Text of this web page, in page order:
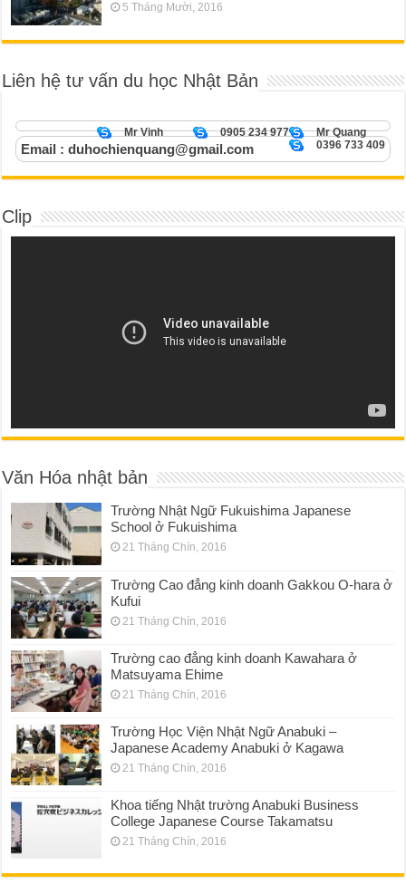
5 Tháng Mười, 2016
Liên hệ tư vấn du học Nhật Bản
Mr Quang
0905 234 977
Mr Vinh
0396 733 409
Email : duhochienquang@gmail.com
Clip
Văn Hóa nhật bản
Trường Nhật Ngữ Fukuishima Japanese
School ở Fukuishima
21 Tháng Chín, 2016
Trường Cao đẳng kinh doanh Gakkou O-hara ở
Kufui
21 Tháng Chín, 2016
Trường cao đẳng kinh doanh Kawahara ở
Matsuyama Ehime
21 Tháng Chín, 2016
Trường Học Viện Nhật Ngữ Anabuki –
Japanese Academy Anabuki ở Kagawa
21 Tháng Chín, 2016
Khoa tiếng Nhật trường Anabuki Business
College Japanese Course Takamatsu
21 Tháng Chín, 2016